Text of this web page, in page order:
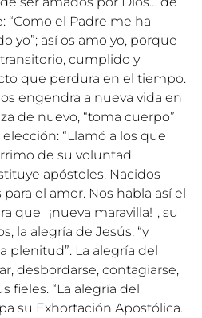
el Padre me ha
yo”; así os amo yo, porque
cumplido y
que perdura en el tiempo.
engendra a nueva vida en
de nuevo, “toma cuerpo”
“Llamó a los que
de su voluntad
apóstoles. Nacidos
el amor. Nos habla así el
que ˗¡nueva maravilla!˗, su
la alegría de Jesús, “y
plenitud”. La alegría del
desbordarse, contagiarse,
fieles. “La alegría del
su Exhortación Apostólica.